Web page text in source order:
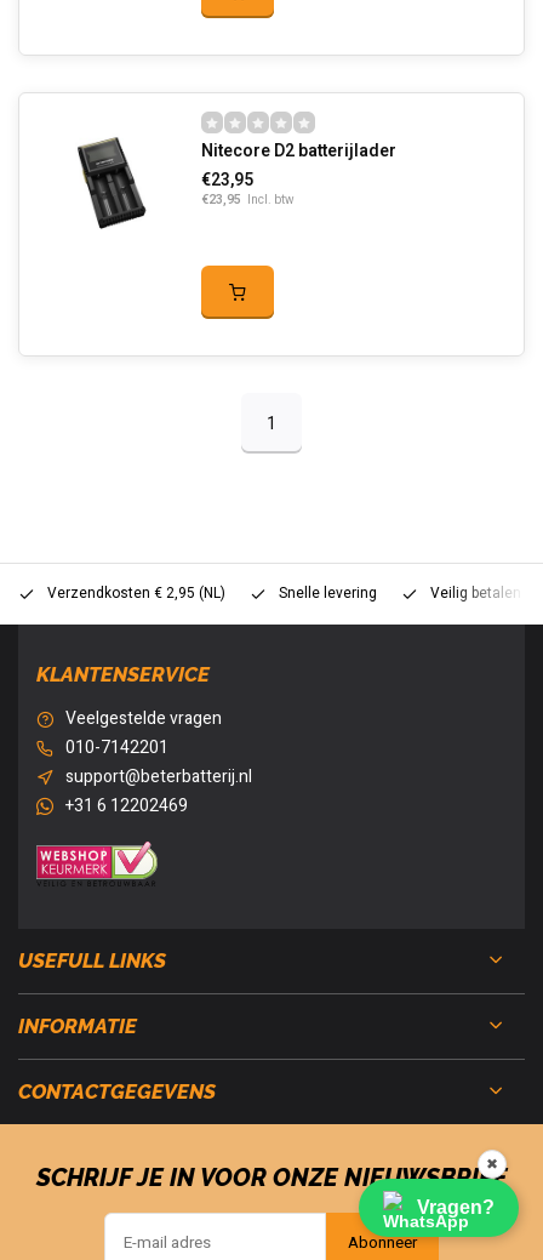
Nitecore D2 batterijlader
€23,95
€23,95 Incl. btw
1
Verzendkosten € 2,95 (NL) Snelle levering Veilig betalen
KLANTENSERVICE
Veelgestelde vragen
010-7142201
support@beterbatterij.nl
+31 6 12202469
USEFULL LINKS
INFORMATIE
CONTACTGEGEVENS
SCHRIJF JE IN VOOR ONZE NIEUWSBRIEF
Abonneer
✖
Vragen?